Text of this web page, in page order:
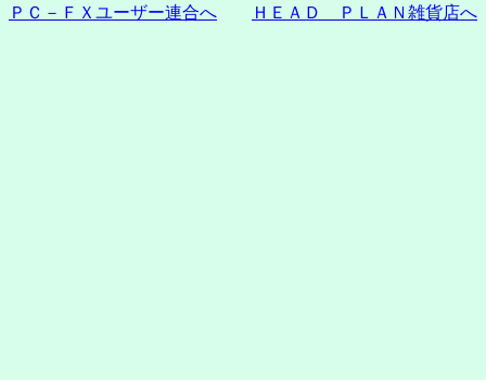
ＰＣ－ＦＸユーザー連合へ ＨＥＡＤ ＰＬＡＮ雑貨店へ